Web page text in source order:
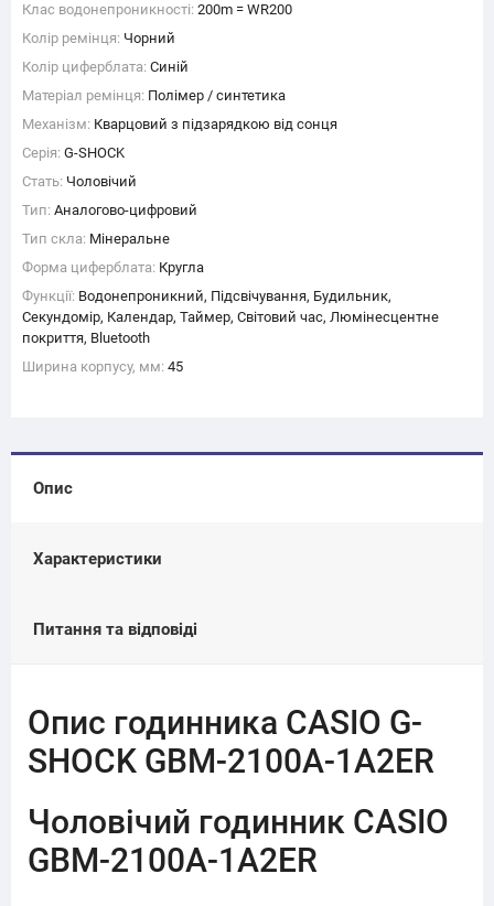
Клас водонепроникності: 200m = WR200
Колір ремінця: Чорний
Колір циферблата: Синій
Матеріал ремінця: Полімер / синтетика
Механізм: Кварцовий з підзарядкою від сонця
Серія: G-SHOCK
Стать: Чоловічий
Тип: Аналогово-цифровий
Тип скла: Мінеральне
Форма циферблата: Кругла
Функції: Водонепроникний, Підсвічування, Будильник,
Секундомір, Календар, Таймер, Світовий час, Люмінесцентне
покриття, Bluetooth
Ширина корпусу, мм: 45
Опис
Характеристики
Питання та відповіді
Опис годинника CASIO G-
SHOCK GBM-2100A-1A2ER
Чоловічий годинник CASIO
GBM-2100A-1A2ER